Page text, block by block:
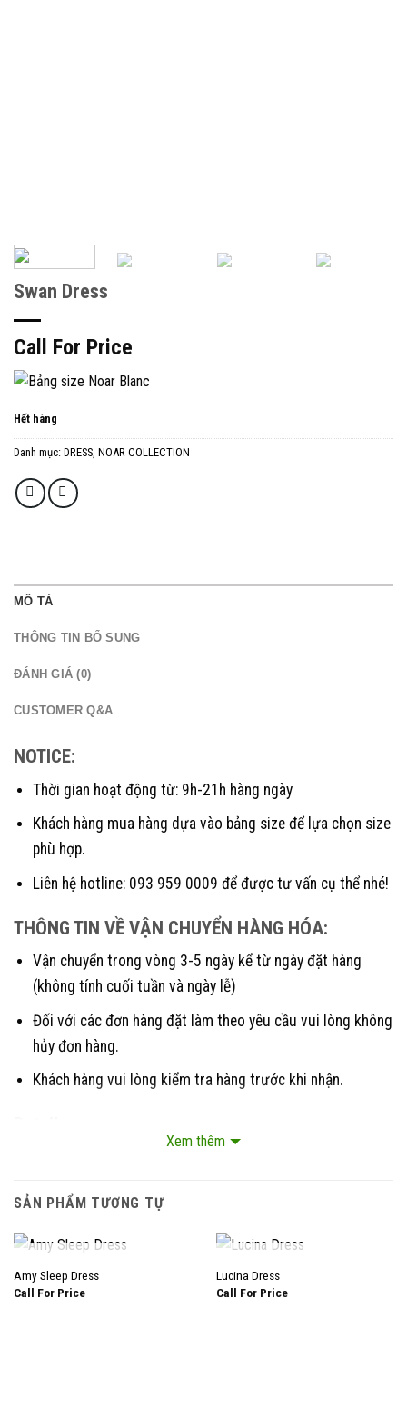
Swan Dress
Call For Price
Hết hàng
Danh mục: DRESS, NOAR COLLECTION
MÔ TẢ
THÔNG TIN BỔ SUNG
ĐÁNH GIÁ (0)
CUSTOMER Q&A
NOTICE:
Thời gian hoạt động từ: 9h-21h hàng ngày
Khách hàng mua hàng dựa vào bảng size để lựa chọn size
phù hợp.
Liên hệ hotline: 093 959 0009 để được tư vấn cụ thể nhé!
THÔNG TIN VỀ VẬN CHUYỂN HÀNG HÓA:
Vận chuyển trong vòng 3-5 ngày kể từ ngày đặt hàng
(không tính cuối tuần và ngày lễ)
Đối với các đơn hàng đặt làm theo yêu cầu vui lòng không
hủy đơn hàng.
Khách hàng vui lòng kiểm tra hàng trước khi nhận.
Xem thêm
SẢN PHẨM TƯƠNG TỰ
HẾT HÀNG
Amy Sleep Dress
Call For Price
HẾT HÀNG
Lucina Dress
Call For Price